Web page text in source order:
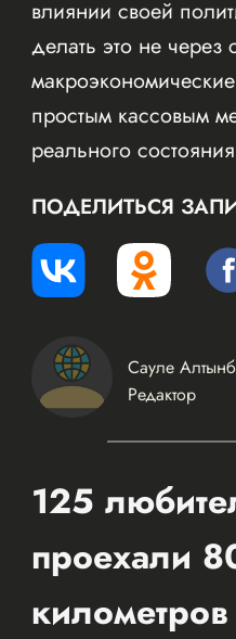
влиянии своей
делать это не
простым кассовым
реального
ПОДЕЛИТЬСЯ
Сауле
Редактор
125
проехали